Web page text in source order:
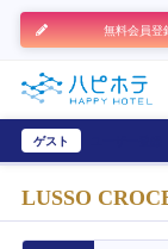
無料会員登
ゲスト
LUSSO